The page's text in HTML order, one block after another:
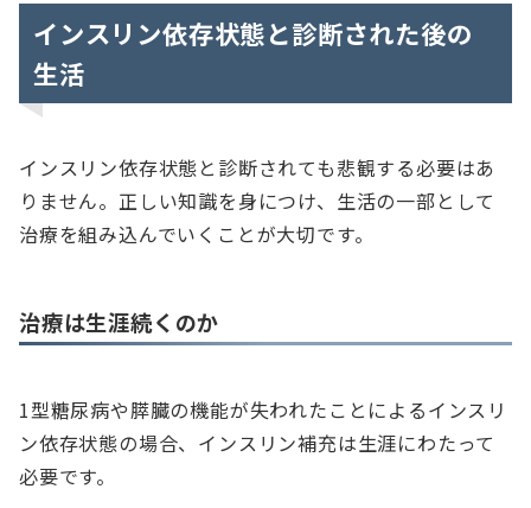
インスリン依存状態と診断された後の
生活
インスリン依存状態と診断されても悲観する必要はあ
りません。正しい知識を身につけ、生活の一部として
治療を組み込んでいくことが大切です。
治療は生涯続くのか
1型糖尿病や膵臓の機能が失われたことによるインスリ
ン依存状態の場合、インスリン補充は生涯にわたって
必要です。